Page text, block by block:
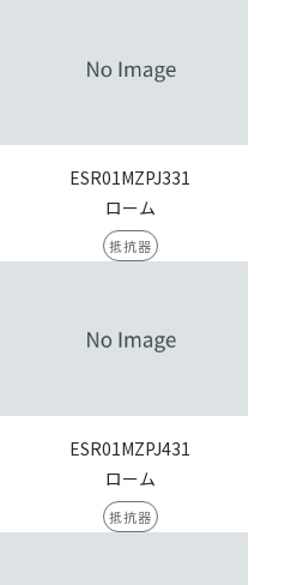
ESR01MZPJ331
ローム
抵抗器
ESR01MZPJ431
ローム
抵抗器